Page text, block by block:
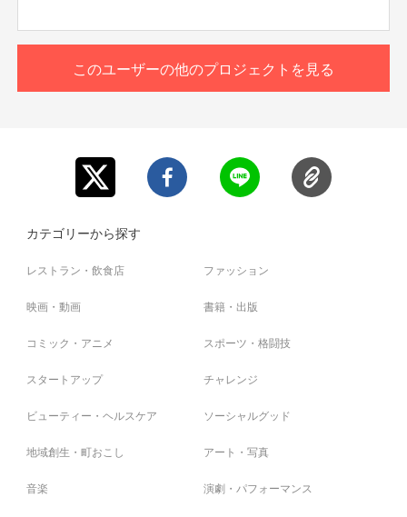
このリターンを購入する
このユーザーの他のプロジェクトを見る
カテゴリーから探す
レストラン・飲食店 ファッション
映画・動画 書籍・出版
コミック・アニメ スポーツ・格闘技
スタートアップ チャレンジ
ビューティー・ヘルスケア ソーシャルグッド
地域創生・町おこし アート・写真
音楽 演劇・パフォーマンス